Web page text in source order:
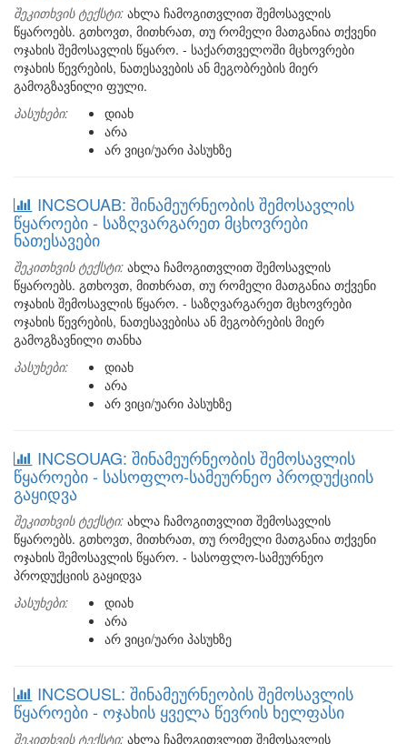
შეკითხვის ტექსტი: ახლა ჩამოგითვლით შემოსავლის
წყაროებს. გთხოვთ, მითხრათ, თუ რომელი მათგანია თქვენი
ოჯახის შემოსავლის წყარო. - საქართველოში მცხოვრები
ოჯახის წევრების, ნათესავების ან მეგობრების მიერ
გამოგზავნილი ფული.
პასუხები:
დიახ
არა
არ ვიცი/უარი პასუხზე
INCSOUAB: შინამეურნეობის შემოსავლის
წყაროები - საზღვარგარეთ მცხოვრები
ნათესავები
შეკითხვის ტექსტი: ახლა ჩამოგითვლით შემოსავლის
წყაროებს. გთხოვთ, მითხრათ, თუ რომელი მათგანია თქვენი
ოჯახის შემოსავლის წყარო. - საზღვარგარეთ მცხოვრები
ოჯახის წევრების, ნათესავებისა ან მეგობრების მიერ
გამოგზავნილი თანხა
პასუხები:
დიახ
არა
არ ვიცი/უარი პასუხზე
INCSOUAG: შინამეურნეობის შემოსავლის
წყაროები - სასოფლო-სამეურნეო პროდუქციის
გაყიდვა
შეკითხვის ტექსტი: ახლა ჩამოგითვლით შემოსავლის
წყაროებს. გთხოვთ, მითხრათ, თუ რომელი მათგანია თქვენი
ოჯახის შემოსავლის წყარო. - სასოფლო-სამეურნეო
პროდუქციის გაყიდვა
პასუხები:
დიახ
არა
არ ვიცი/უარი პასუხზე
INCSOUSL: შინამეურნეობის შემოსავლის
წყაროები - ოჯახის ყველა წევრის ხელფასი
შეკითხვის ტექსტი: ახლა ჩამოგითვლით შემოსავლის